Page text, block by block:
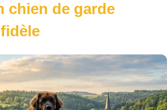
chien de garde